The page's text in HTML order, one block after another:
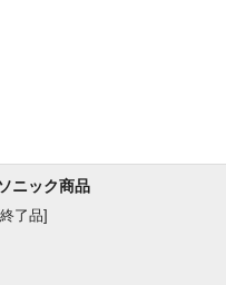
ニック商品
了品]